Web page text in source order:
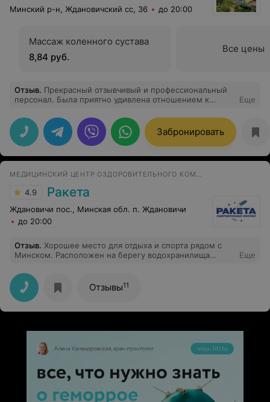
Минский р-н, Ждановичский сс, 36 до 20:00
Массаж коленного сустава
8,84 руб.
Все цены
Отзыв. Прекрасный отзывчивый и профессиональный
персонал. Была приятно удивлена отношением к
невысоким ценам, бассейн и тренажерный зал
хорошие, благоустроенная территория, рядом
водохранилище со множеством птиц. Есть где
погулять, подышать, насладиться природой. Номера
приличные, очень чисто. В номере есть посуда,
10-15 минут до крупных торговых центров. Спасибо
людям, которые там работают, они стараются на 100 %.
Еще
Забронировать
МЕДИЦИНСКИЙ ЦЕНТР ОЗДОРОВИТЕЛЬНОГО КОМПЛЕКСА
4.9 Ракета
Ждановичи пос., Минская обл. п. Ждановичи
до 20:00
Отзыв. Хорошее место для отдыха и спорта рядом с
Минском. Расположен на берегу водохранилища
Еще
Отзывы11